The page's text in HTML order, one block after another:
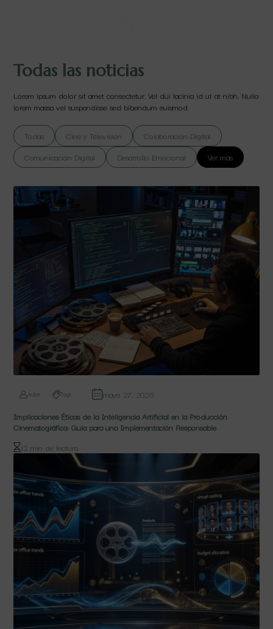
Todas las noticias
Lorem ipsum dolor sit amet consectetur. Vel dui lacinia id ut at nibh. Nulla
lorem massa vel suspendisse sed bibendum euismod.
Todas Cine y Televisión
Colaboración Digital
Comunicación Digital
Desarrollo Emocional Ver más
Autor Tags
mayo 27, 2026
Implicaciones Éticas de la Inteligencia Artificial en la Producción
Cinematográfica: Guía para una Implementación Responsable
12 min de lectura